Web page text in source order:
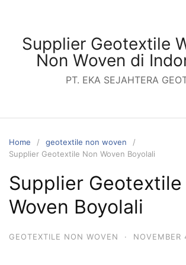
contentSupplier Geotextile
Non Woven di
PT. EKA SEJAHTERA
Home
geotextile non woven
Supplier Geotextile Non Woven Boyolali
Supplier Geotextile
Woven Boyolali
GEOTEXTILE NON WOVEN ·